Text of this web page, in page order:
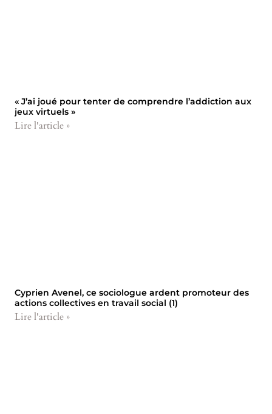
« J’ai joué pour tenter de comprendre l’addiction aux
jeux virtuels »
Lire l'article »
Cyprien Avenel, ce sociologue ardent promoteur des
actions collectives en travail social (1)
Lire l'article »